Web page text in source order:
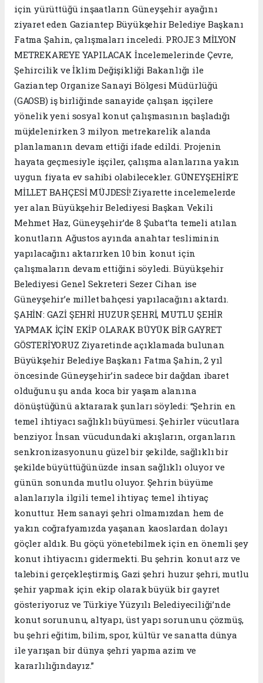
için yürüttüğü inşaatların Güneyşehir ayağını
ziyaret eden Gaziantep Büyükşehir Belediye Başkanı
Fatma Şahin, çalışmaları inceledi. PROJE 3 MİLYON
METREKAREYE YAPILACAK İncelemelerinde Çevre,
Şehircilik ve İklim Değişikliği Bakanlığı ile
Gaziantep Organize Sanayi Bölgesi Müdürlüğü
(GAOSB) iş birliğinde sanayide çalışan işçilere
yönelik yeni sosyal konut çalışmasının başladığı
müjdelenirken 3 milyon metrekarelik alanda
planlamanın devam ettiği ifade edildi. Projenin
hayata geçmesiyle işçiler, çalışma alanlarına yakın
uygun fiyata ev sahibi olabilecekler. GÜNEYŞEHİR’E
MİLLET BAHÇESİ MÜJDESİ! Ziyarette incelemelerde
yer alan Büyükşehir Belediyesi Başkan Vekili
Mehmet Haz, Güneyşehir’de 8 Şubat’ta temeli atılan
konutların Ağustos ayında anahtar tesliminin
yapılacağını aktarırken 10 bin konut için
çalışmaların devam ettiğini söyledi. Büyükşehir
Belediyesi Genel Sekreteri Sezer Cihan ise
Güneyşehir’e millet bahçesi yapılacağını aktardı.
ŞAHİN: GAZİ ŞEHRİ HUZUR ŞEHRİ, MUTLU ŞEHİR
YAPMAK İÇİN EKİP OLARAK BÜYÜK BİR GAYRET
GÖSTERİYORUZ Ziyaretinde açıklamada bulunan
Büyükşehir Belediye Başkanı Fatma Şahin, 2 yıl
öncesinde Güneyşehir’in sadece bir dağdan ibaret
olduğunu şu anda koca bir yaşam alanına
dönüştüğünü aktararak şunları söyledi: “Şehrin en
temel ihtiyacı sağlıklı büyümesi. Şehirler vücutlara
benziyor. İnsan vücudundaki akışların, organların
senkronizasyonunu güzel bir şekilde, sağlıklı bir
şekilde büyüttüğünüzde insan sağlıklı oluyor ve
günün sonunda mutlu oluyor. Şehrin büyüme
alanlarıyla ilgili temel ihtiyaç temel ihtiyaç
konuttur. Hem sanayi şehri olmamızdan hem de
yakın coğrafyamızda yaşanan kaoslardan dolayı
göçler aldık. Bu göçü yönetebilmek için en önemli şey
konut ihtiyacını gidermekti. Bu şehrin konut arz ve
talebini gerçekleştirmiş, Gazi şehri huzur şehri, mutlu
şehir yapmak için ekip olarak büyük bir gayret
gösteriyoruz ve Türkiye Yüzyılı Belediyeciliği’nde
konut sorununu, altyapı, üst yapı sorununu çözmüş,
bu şehri eğitim, bilim, spor, kültür ve sanatta dünya
ile yarışan bir dünya şehri yapma azim ve
kararlılığındayız.”